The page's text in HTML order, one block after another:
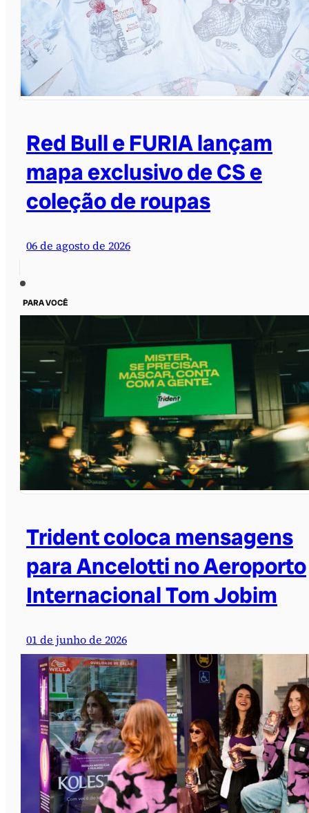
Red Bull e FURIA lançam
mapa exclusivo de CS e
coleção de roupas
06 de agosto de 2026
PARA VOCÊ
Trident coloca mensagens
para Ancelotti no Aeroporto
Internacional Tom Jobim
01 de junho de 2026